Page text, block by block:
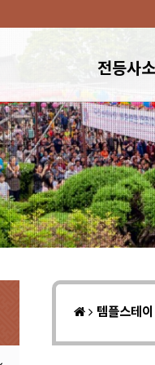
전등사
템플스테이